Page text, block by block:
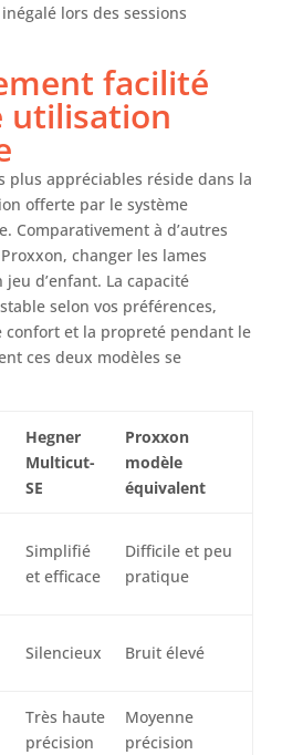
lors des sessions
facilité
utilisation
plus appréciables réside dans la
offerte par le système
Comparativement à d’autres
changer les lames
d’enfant. La capacité
selon vos préférences,
confort et la propreté pendant le
ces deux modèles se
Hegner
Multicut-
SE
Proxxon
modèle
équivalent
Simplifié
et efficace
Difficile et peu
pratique
Silencieux Bruit élevé
Très haute
précision
Moyenne
précision